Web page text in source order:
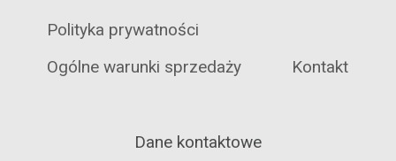
Polityka prywatności
Ogólne warunki sprzedaży
Kontakt
Dane kontaktowe